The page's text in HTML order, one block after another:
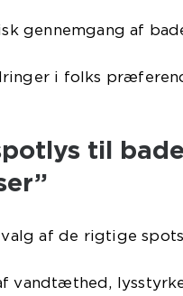
gennemgang af
i folks
til
af de rigtige
vandtæthed,